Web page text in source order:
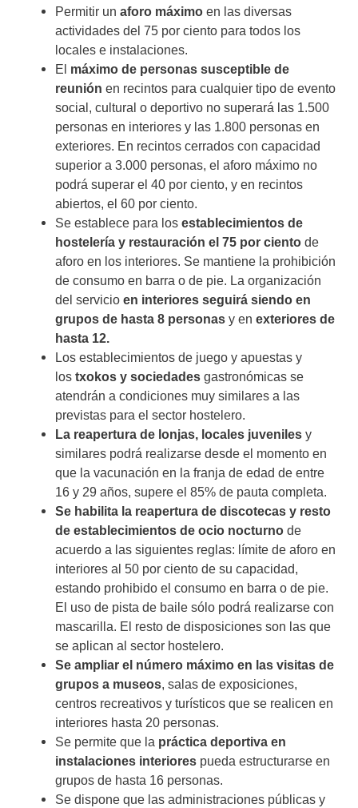
Permitir unaforo máximo en las diversas
actividades del 75 por ciento para todos los
locales e instalaciones.
El máximo de personas susceptible de
reunión en recintos para cualquier tipo de evento
social, cultural o deportivo no superará las 1.500
personas en interiores y las 1.800 personas en
exteriores. En recintos cerrados con capacidad
superior a 3.000 personas, el aforo máximo no
podrá superar el 40 por ciento, y en recintos
abiertos, el 60 por ciento.
Se establece para losestablecimientos de
hostelería y restauración el 75 por ciento de
aforo en los interiores. Se mantiene la prohibición
de consumo en barra o de pie. La organización
del servicioen interiores seguirá siendo en
grupos de hasta 8 personas y enexteriores de
hasta 12.
Los establecimientos de juego y apuestas y
lostxokos y sociedades gastronómicas se
atendrán a condiciones muy similares a las
previstas para el sector hostelero.
La reapertura de lonjas, locales juveniles y
similares podrá realizarse desde el momento en
que la vacunación en la franja de edad de entre
16 y 29 años, supere el 85% de pauta completa.
Se habilita la reapertura de discotecas y resto
de establecimientos de ocio nocturno de
acuerdo a las siguientes reglas: límite de aforo en
interiores al 50 por ciento de su capacidad,
estando prohibido el consumo en barra o de pie.
El uso de pista de baile sólo podrá realizarse con
mascarilla. El resto de disposiciones son las que
se aplican al sector hostelero.
Se ampliar el número máximo en las visitas de
grupos a museos , salas de exposiciones,
centros recreativos y turísticos que se realicen en
interiores hasta 20 personas.
Se permite que la práctica deportiva en
instalaciones interiores pueda estructurarse en
grupos de hasta 16 personas.
Se dispone que las administraciones públicas y